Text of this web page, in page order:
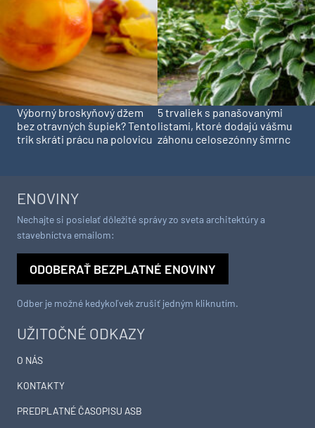
Výborný broskyňový džem
bez otravných šupiek? Tento
trik skráti prácu na polovicu
5 trvaliek s panašovanými
listami, ktoré dodajú vášmu
záhonu celosezónny šmrnc
UŽITOČNÉ ODKAZY
O NÁS
KONTAKTY
PREDPLATNÉ ČASOPISU ASB
ENOVINY
Nechajte si posielať dôležité správy zo sveta architektúry a
stavebníctva emailom:
ODOBERAŤ BEZPLATNÉ ENOVINY
Odber je možné kedykoľvek zrušiť jedným kliknutím.